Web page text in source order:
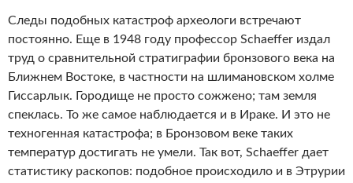
Следы подобных катастроф археологи встречают
постоянно. Еще в 1948 году профессор Schaeffer издал
труд о сравнительной стратиграфии бронзового века на
Ближнем Востоке, в частности на шлимановском холме
Гиссарлык. Городище не просто сожжено; там земля
спеклась. То же самое наблюдается и в Ираке. И это не
техногенная катастрофа; в Бронзовом веке таких
температур достигать не умели. Так вот, Schaeffer дает
статистику раскопов: подобное происходило и в Этрурии